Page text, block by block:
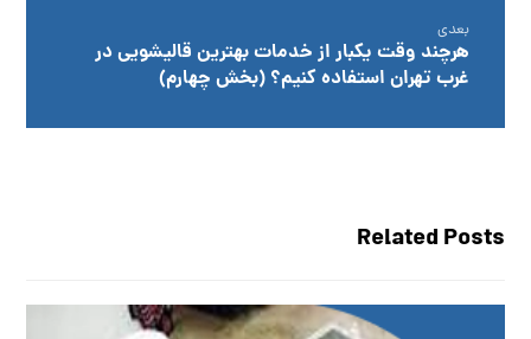
بعدی
هرچند وقت یکبار از خدمات بهترین قالیشویی در
غرب تهران استفاده کنیم؟ (بخش چهارم)
Related Posts